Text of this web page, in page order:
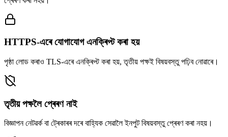
HTTPS-এৰে যোগাযোগ এনক্ৰিপ্ট কৰা হয়
পৃষ্ঠা লোড কৰাও TLS-এৰে এনক্ৰিপ্ট কৰা হয়, তৃতীয় পক্ষই বিষয়বস্তু পঢ়িব নোৱাৰে।
তৃতীয় পক্ষলৈ প্ৰেৰণ নাই
বিজ্ঞাপন নেটৱৰ্ক বা ট্ৰেকাৰৰ দৰে বাহ্যিক সেৱালৈ ইনপুট বিষয়বস্তু প্ৰেৰণ কৰা নহয়।